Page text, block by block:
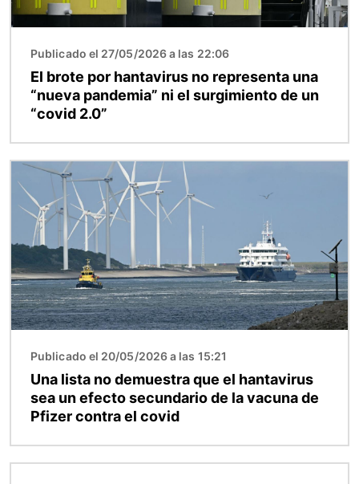
Publicado el 27/05/2026 a las 22:06
El brote por hantavirus no representa una
“nueva pandemia” ni el surgimiento de un
“covid 2.0”
Imagen
Publicado el 20/05/2026 a las 15:21
Una lista no demuestra que el hantavirus
sea un efecto secundario de la vacuna de
Pfizer contra el covid